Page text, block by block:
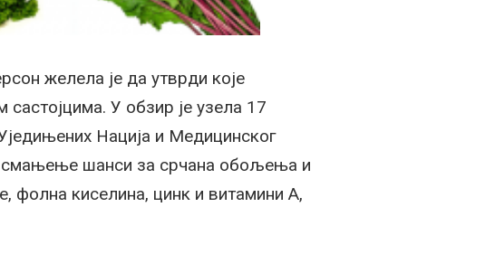
желела је да утврди које
У обзир је узела 17
Нација и Медицинског
смањење шанси за срчана обољења и
фолна киселина, цинк и витамини А,